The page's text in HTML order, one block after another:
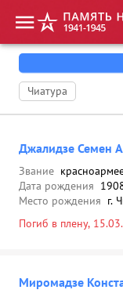
Чиатура
Джалидзе Семен
Звание
Дата рождения
Место рождения г.
Погиб в плену,
Миромадзе